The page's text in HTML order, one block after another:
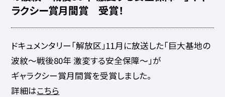
ラクシー賞月間賞 受賞！
ドキュメンタリー「解放区」11月に放送した「巨大基地の
波紋～戦後80年 激変する安全保障～」が
ギャラクシー賞月間賞を受賞しました。
詳細はこちら